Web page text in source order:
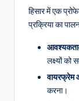
हिसार में एक
प्रक्रिया का
लक्ष्यों को
वायरफ्रेम
करना।